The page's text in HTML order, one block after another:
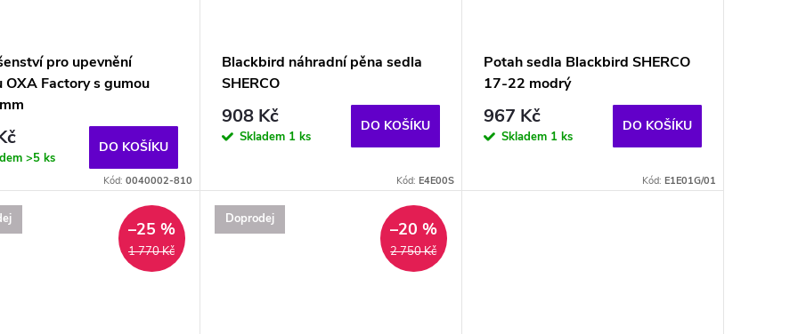
pro upevnění
OXA Factory s gumou
>5 ks
DO KOŠÍKU
Kód: 0040002-810
Blackbird náhradní pěna sedla
SHERCO
908 Kč
Skladem 1 ks
DO KOŠÍKU
Kód: E4E00S
Potah sedla Blackbird SHERCO
17-22 modrý
967 Kč
Skladem 1 ks
DO KOŠÍKU
Kód: E1E01G/01
1 770 Kč
–25 % Doprodej
2 750 Kč
–20 %